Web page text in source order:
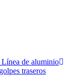
Línea de aluminio
traseros